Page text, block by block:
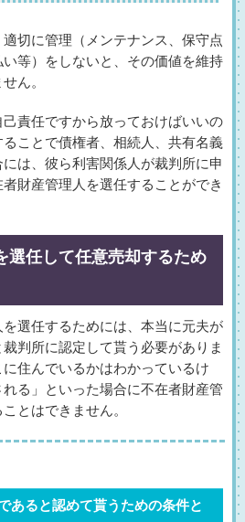
切に管理（メンテナンス、保守点
等）をしないと、その価値を維持
ん。
責任ですから放っておけばいいの
ことで債権者、相続人、共有名義
は、彼ら利害関係人が裁判所に申
財産管理人を選任することができ
選任して任意売却するため
選任するためには、本当に元夫が
判所に認定して貰う必要がありま
住んでいるかはわかっているけ
る」といった場合に不在者財産管
とはできません。
あると認めて貰うための条件と